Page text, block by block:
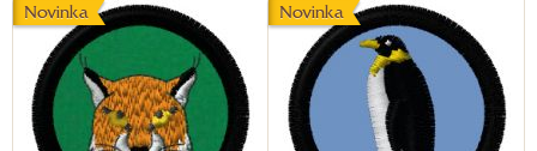
Novinka Novinka